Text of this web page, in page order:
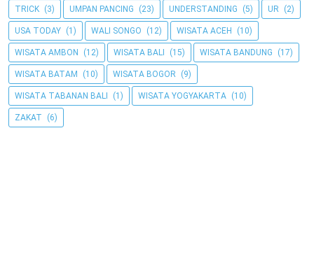
TRICK (3) UMPAN PANCING (23) UNDERSTANDING (5) UR (2)
USA TODAY (1) WALI SONGO (12) WISATA ACEH (10)
WISATA AMBON (12) WISATA BALI (15) WISATA BANDUNG (17)
WISATA BATAM (10) WISATA BOGOR (9)
WISATA TABANAN BALI (1) WISATA YOGYAKARTA (10)
ZAKAT (6)